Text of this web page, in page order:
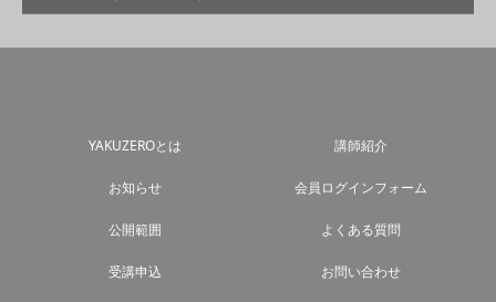
YAKUZEROとは 講師紹介
お知らせ 会員ログインフォーム
公開範囲 よくある質問
受講申込 お問い合わせ